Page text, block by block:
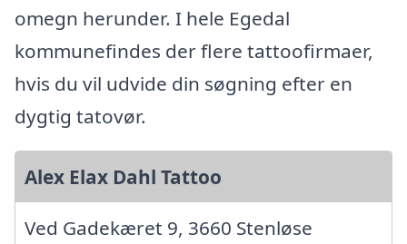
omegn herunder. I hele Egedal
kommunefindes der flere tattoofirmaer,
hvis du vil udvide din søgning efter en
dygtig tatovør.
Alex Elax Dahl Tattoo
Ved Gadekæret 9, 3660 Stenløse